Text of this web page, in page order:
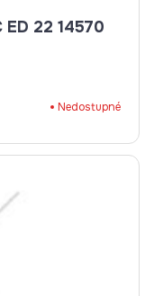
ED 22 14570
Nedostupné